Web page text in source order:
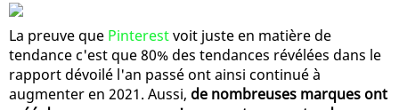
La preuve que Pinterestvoit juste en matière de
tendance c'est que 80% des tendances révélées dans le
rapport dévoilé l'an passé ont ainsi continué à
augmenter en 2021. Aussi, de nombreuses marques ont